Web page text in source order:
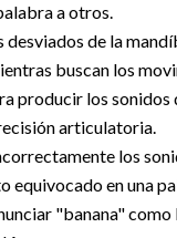
a otros.
de la
buscan los
producir los sonidos
articulatoria.
los
equivocado en una
"banana" como